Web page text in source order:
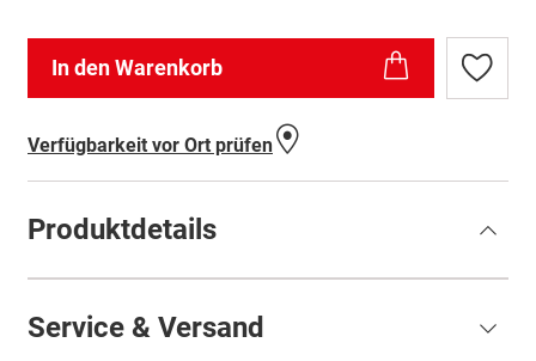
In den Warenkorb
Zur
Verfügbarkeit vor Ort prüfen
Produktdetails
Service & Versand